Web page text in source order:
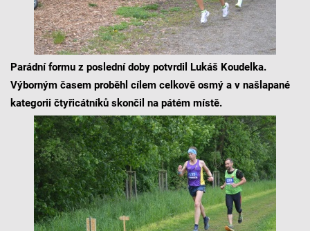
Parádní formu z poslední doby potvrdil Lukáš Koudelka.
Výborným časem proběhl cílem celkově osmý a v našlapané
kategorii čtyřicátníků skončil na pátém místě.